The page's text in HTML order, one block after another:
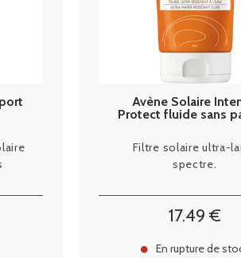
Avène Solaire
Protect fluide sans
Filtre solaire ultra-
spectre.
17.49 €
En rupture de